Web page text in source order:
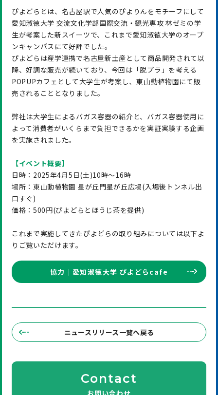
ぴよどらとは、名古屋駅で人気のぴよりんをモチーフにして
愛知淑徳大学 交流文化学部国際交流・観光専攻 林ゼミの学
生が考案した新スイーツで、これまで愛知淑徳大学のオープ
ンキャンパスにて好評でした。
ぴよどらは産学連携で名古屋新土産として商品開発されて以
降、好調な販売が続いており、今回は「脱プラ」を考える
POPUPカフェとして大学生が考案し、東山動植物園にて販
売されることとなりました。
弊社は大学生によるバガス容器の紹介と、バガス容器使用に
よって消費者がいくらまで負担できるかを実証実験する企画
を実施されました。
【イベント概要】
日時：2025年4月5日(土)10時～16時
場所：東山動植物園 星が丘門星が丘広場(入場後トンネル出
口すぐ)
価格：500円(ぴよどらとほうじ茶を提供)
これまで実施してきたぴよどらの取り組みについては以下よ
りご覧いただけます。
協力｜愛知淑徳大学 ぴよどらcafe
ニュースリリース一覧へ戻る
Contact
お問い合わせ